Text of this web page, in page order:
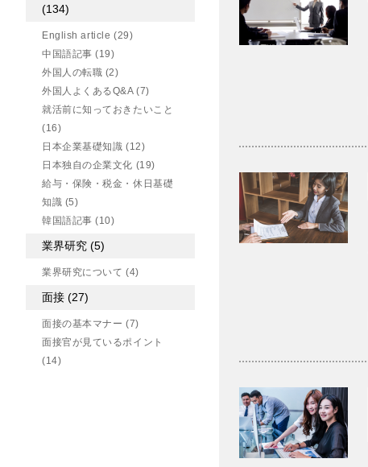
(134)
English article (29)
中国語記事(19)
外国人の転職 (2)
外国人よくあるQ&A(7)
就活前に知っておきたいこと
(16)
日本企業基礎知識(12)
日本独自の企業文化 (19)
給与・保険・税金・休日基礎
知識 (5)
韓国語記事(10)
業界研究 (5)
業界研究について(4)
面接 (27)
面接の基本マナー(7)
面接官が見ているポイント
(14)